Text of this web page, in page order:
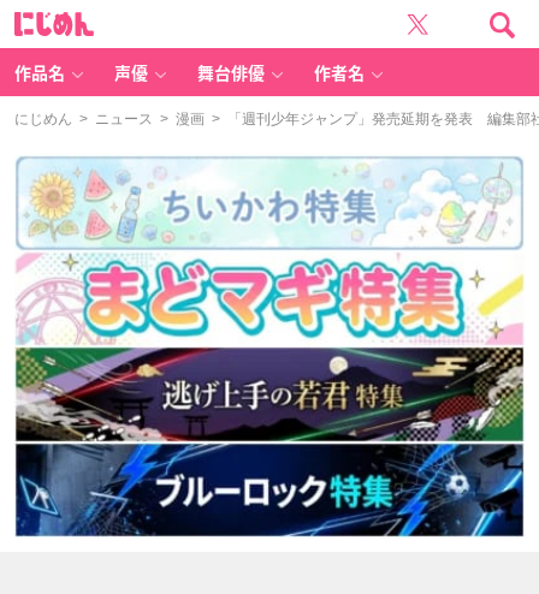
作品名 声優 舞台俳優 作者名
にじめん > ニュース > 漫画 > 「週刊少年ジャンプ」発売延期を発表 編集部